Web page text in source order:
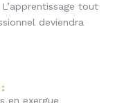
tout
deviendra
en exergue